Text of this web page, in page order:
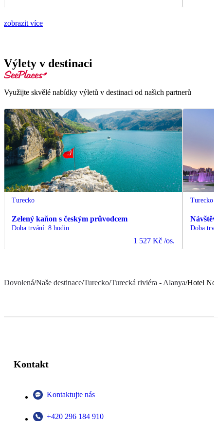
zobrazit více
Výlety v destinaci
Využijte skvělé nabídky výletů v destinaci od našich partnerů
Turecko
Zelený kaňon s českým průvodcem
Doba trvání: 8 hodin
1 527 Kč /os.
Turecko
Doba
Dovolená/Naše destinace/Turecko/Turecká riviéra - Alanya/Hotel
Kontakt
Kontaktujte nás
+420 296 184 910